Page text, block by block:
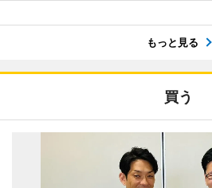
もっと見る
買う